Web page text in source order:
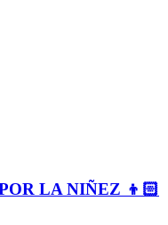
LA NIÑEZ 👦🏻